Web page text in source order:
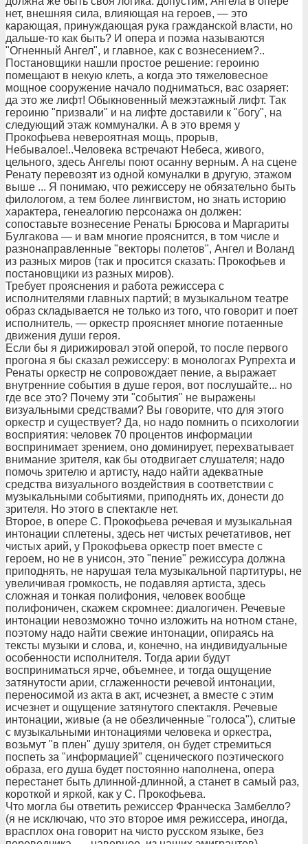
нет, внешняя сила, влияющая на героев, — это
карающая, принуждающая рука гражданской власти, но
дальше-то как быть? И опера и поэма называются
"Огненный Ангел", и главное, как с вознесением?..
Постановщики нашли простое решение: героиню
помещают в некую клеть, а когда это тяжеловесное
мощное сооружение начало подниматься, вас озаряет:
да это же лифт! Обыкновенный межэтажный лифт. Так
героиню "призвали" и на лифте доставили к "богу", на
следующий этаж коммуналки. А в это время у
Прокофьева невероятная мощь, прорыв,
Небывалое!..Человека встречают Небеса, живого,
цельного, здесь Ангелы поют осанну верным. А на сцене
Ренату перевозят из одной комуналки в другую, этажом
выше ... Я понимаю, что режиссеру не обязательно быть
филологом, а тем более лингвистом, но знать историю
характера, генеалогию персонажа он должен:
сопоставьте вознесение Ренаты Брюсова и Маргариты
Булгакова — и вам многие прояснится, в том числе и
разнонаправленные "векторы полетов", Ангел и Воланд
из разных миров (так и просится сказать: Прокофьев и
постановщики из разных миров).
Требует прояснения и работа режиссера с
исполнителями главных партий; в музыкальном театре
образ складывается не только из того, что говорит и поет
исполнитель, — оркестр проясняет многие потаенные
движения души героя.
Если бы я дирижировал этой оперой, то после первого
прогона я бы сказал режиссеру: в монологах Рупрехта и
Ренаты оркестр не сопровождает пение, а выражает
внутренние события в душе героя, вот послушайте... но
где все это? Почему эти "события" не выражены
визуальными средствами? Вы говорите, что для этого
оркестр и существует? Да, но надо помнить о психологии
восприятия: человек 70 процентов информации
воспринимает зрением, оно доминирует, перехватывает
внимание зрителя, как бы отодвигает слушателя; надо
помочь зрителю и артисту, надо найти адекватные
средства визуального воздействия в соответствии с
музыкальными событиями, приподнять их, донести до
зрителя. Но этого в спектакле нет.
Второе, в опере С. Прокофьева речевая и музыкальная
интонации сплетены, здесь нет чистых речетативов, нет
чистых арий, у Прокофьева оркестр поет вместе с
героем, но не в унисон, это "пение" режиссура должна
приподнять, не нарушая тела музыкальной партитуры, не
увеличивая громкость, не подавляя артиста, здесь
сложная и тонкая полифония, человек вообще
полифоничен, скажем скромнее: диалогичен. Речевые
интонации невозможно точно изложить на нотном стане,
поэтому надо найти свежие интонации, опираясь на
тексты музыки и слова, и, конечно, на индивидуальные
особенности исполнителя. Тогда арии будут
восприниматься ярче, объемнее, и тогда ощущение
затянутости арии, сглаженности речевой интонации,
переносимой из акта в акт, исчезнет, а вместе с этим
исчезнет и ощущение затянутого спектакля. Речевые
интонации, живые (а не обезличенные "голоса"), слитые
с музыкальными интонациями человека и оркестра,
возьмут "в плен" душу зрителя, он будет стремиться
поспеть за "информацией" сценического поэтического
образа, его душа будет постоянно наполнена, опера
перестанет быть длинной-длинной, а станет в самый раз,
короткой и яркой, как у С. Прокофьева.
Что могла бы ответить режиссер Франческа Замбелло?
(я не исключаю, что это второе имя режиссера, иногда,
врасплох она говорит на чисто русском языке, без